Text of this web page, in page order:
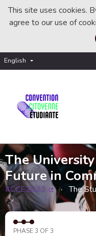
This site uses cookies.
agree to our use of
English Choisir la langue
The
Future in
#CCE2023
(External link)
The
PHASE 3 OF 3